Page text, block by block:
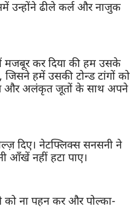
उन्होंने ढीले कर्ल और नाजुक
कर दिया की हम उसके
हमें उसकी टोन्ड टांगों को
और अलंकृत जूतों के साथ अपने
दिए। नेटफ्लिक्स सनसनी ने
आँखें नहीं हटा पाए।
को ना पहन कर और पोल्का-